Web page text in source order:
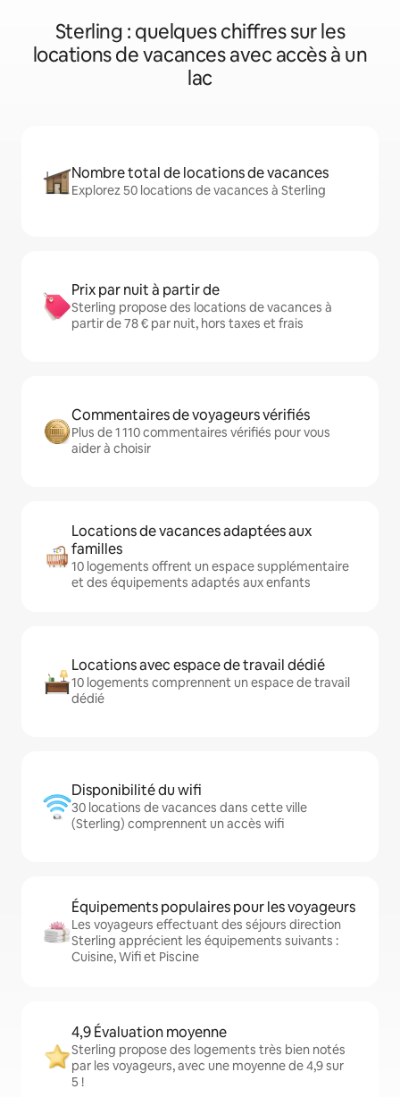
Sterling : quelques chiffres sur les
locations de vacances avec accès à un
lac
Nombre total de locations de vacances
Explorez 50 locations de vacances à Sterling
Prix par nuit à partir de
Sterling propose des locations de vacances à
partir de 78 € par nuit, hors taxes et frais
Commentaires de voyageurs vérifiés
Plus de 1 110 commentaires vérifiés pour vous
aider à choisir
Locations de vacances adaptées aux
familles
10 logements offrent un espace supplémentaire
et des équipements adaptés aux enfants
Locations avec espace de travail dédié
10 logements comprennent un espace de travail
dédié
Disponibilité du wifi
30 locations de vacances dans cette ville
(Sterling) comprennent un accès wifi
Équipements populaires pour les voyageurs
Les voyageurs effectuant des séjours direction
Sterling apprécient les équipements suivants :
Cuisine, Wifi et Piscine
4,9 Évaluation moyenne
Sterling propose des logements très bien notés
par les voyageurs, avec une moyenne de 4,9 sur
5 !